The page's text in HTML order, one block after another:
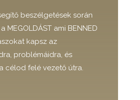
beszélgetések során
MEGOLDÁST ami BENNED
kapsz az
problémáidra, és
célod felé vezető útra.